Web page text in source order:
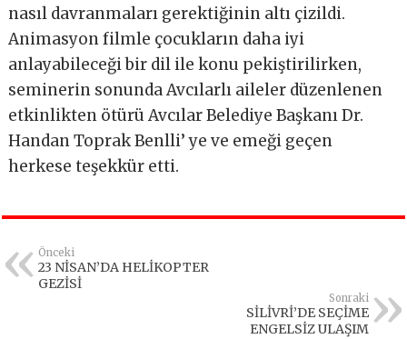
nasıl davranmaları gerektiğinin altı çizildi.
Animasyon filmle çocukların daha iyi
anlayabileceği bir dil ile konu pekiştirilirken,
seminerin sonunda Avcılarlı aileler düzenlenen
etkinlikten ötürü Avcılar Belediye Başkanı Dr.
Handan Toprak Benlli’ ye ve emeği geçen
herkese teşekkür etti.
Önceki
23 NİSAN’DA HELİKOPTER
GEZİSİ
Sonraki
SİLİVRİ’DE SEÇİME
ENGELSİZ ULAŞIM